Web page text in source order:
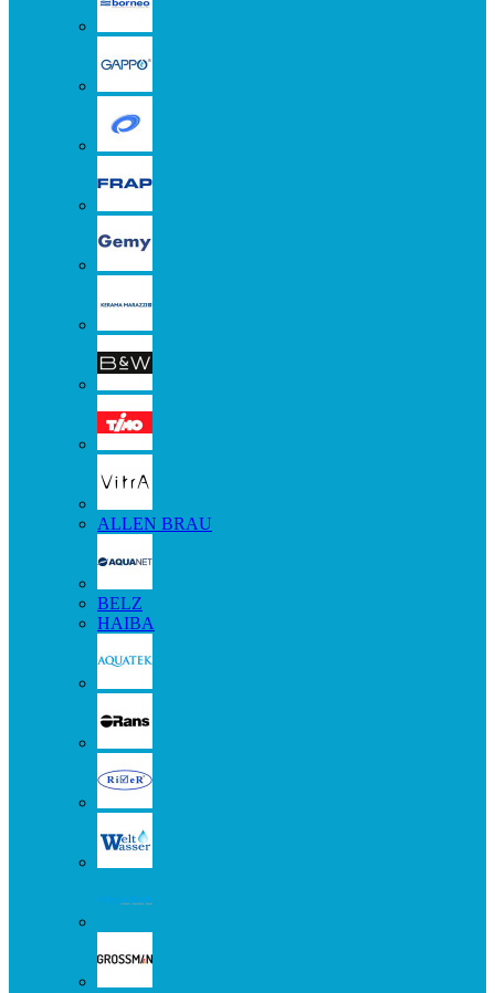
ALLEN BRAU
BELZ
HAIBA